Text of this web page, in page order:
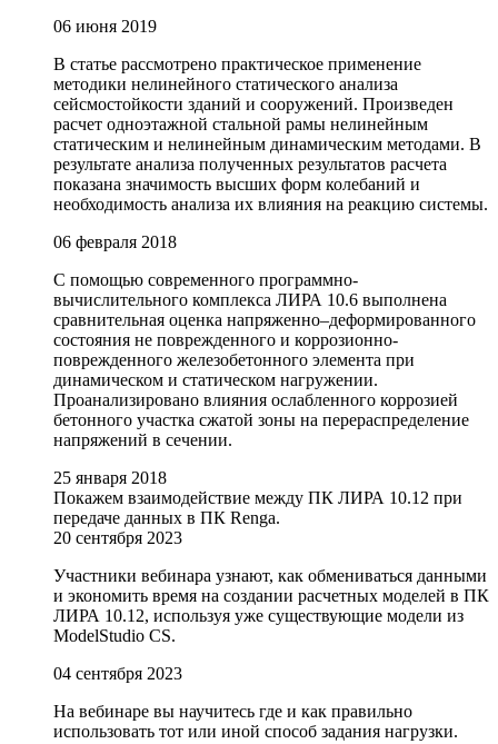
06 июня 2019
В статье рассмотрено практическое применение
методики нелинейного статического анализа
сейсмостойкости зданий и сооружений. Произведен
расчет одноэтажной стальной рамы нелинейным
статическим и нелинейным динамическим методами. В
результате анализа полученных результатов расчета
показана значимость высших форм колебаний и
необходимость анализа их влияния на реакцию системы.
06 февраля 2018
С помощью современного программно-
вычислительного комплекса ЛИРА 10.6 выполнена
сравнительная оценка напряженно–деформированного
состояния не поврежденного и коррозионно-
поврежденного железобетонного элемента при
динамическом и статическом нагружении.
Проанализировано влияния ослабленного коррозией
бетонного участка сжатой зоны на перераспределение
напряжений в сечении.
25 января 2018
Покажем взаимодействие между ПК ЛИРА 10.12 при
передаче данных в ПК Renga.
20 сентября 2023
Участники вебинара узнают, как обмениваться данными
и экономить время на создании расчетных моделей в ПК
ЛИРА 10.12, используя уже существующие модели из
ModelStudio CS.
04 сентября 2023
На вебинаре вы научитесь где и как правильно
использовать тот или иной способ задания нагрузки.